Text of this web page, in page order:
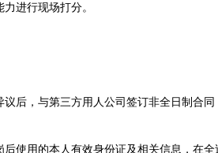
进行现场打分。
，与第三方用人公司签订非全日制合同
用的本人有效身份证及相关信息，在全